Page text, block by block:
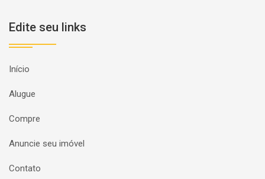
Edite seu links
Início
Alugue
Compre
Anuncie seu imóvel
Contato